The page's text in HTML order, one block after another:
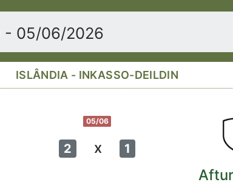
- 05/06/2026
ISLÂNDIA - INKASSO-DEILDIN
05/06
2 x 1